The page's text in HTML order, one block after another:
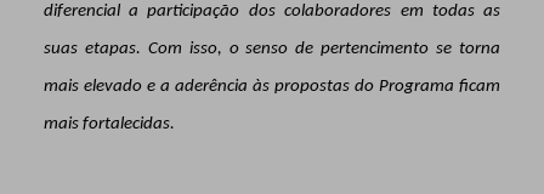
diferencial a participação dos colaboradores em todas as
suas etapas. Com isso, o senso de pertencimento se torna
mais elevado e a aderência às propostas do Programa ficam
mais fortalecidas.